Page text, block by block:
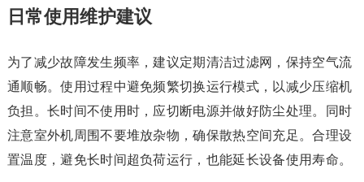
日常使用维护建议
为了减少故障发生频率，建议定期清洁过滤网，保持空气流
通顺畅。使用过程中避免频繁切换运行模式，以减少压缩机
负担。长时间不使用时，应切断电源并做好防尘处理。同时
注意室外机周围不要堆放杂物，确保散热空间充足。合理设
置温度，避免长时间超负荷运行，也能延长设备使用寿命。